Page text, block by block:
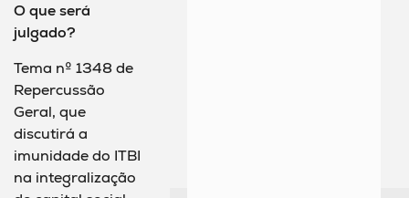
O que será
julgado?
Tema nº 1348 de
Repercussão
Geral, que
discutirá a
imunidade do ITBI
na integralização